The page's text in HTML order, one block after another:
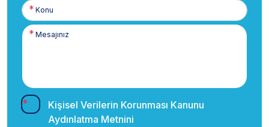
Kişisel Verilerin Korunması Kanunu
Aydınlatma Metnini